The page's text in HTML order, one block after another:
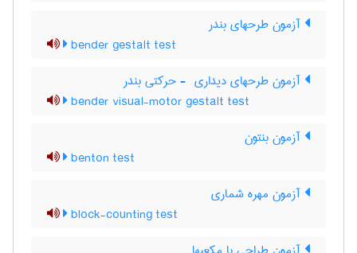
آزمون طرحهای بندر
bender gestalt test
آزمون طرحهای دیداری ‎ - حرکتی بندر
bender visual-motor gestalt test
آزمون بنتون
benton test
آزمون مهره شماری
block-counting test